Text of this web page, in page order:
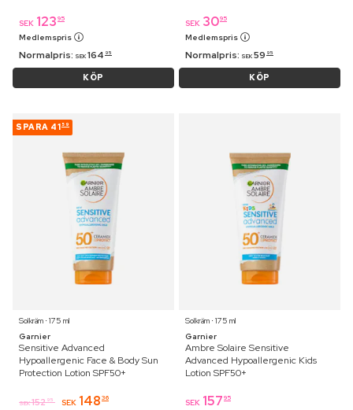
SEK 123 95
Medlemspris
Normalpris: SEK 164 95
KÖP
SEK 3095
Medlemspris
Normalpris: SEK 59 95
KÖP
SPARA 41 59
Solkräm ⋅ 175 ml
Garnier
Sensitive Advanced
Hypoallergenic Face & Body Sun
Protection Lotion SPF50+
SEK 152 95 SEK 148 36
Solkräm ⋅ 175 ml
Garnier
Ambre Solaire Sensitive
Advanced Hypoallergenic Kids
Lotion SPF50+
SEK 157 95